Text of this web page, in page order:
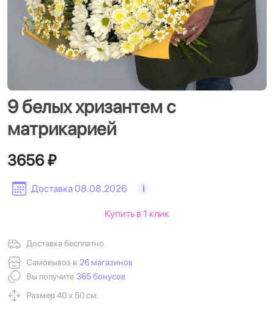
9 белых хризантем с
матрикарией
Доставка 08.08.2026 i
3656 ₽
Доставка бесплатно
Самовывоз в 26 магазинов
Вы получите 365 бонусов
Размер 40 х 50 см.
Купить в 1 клик